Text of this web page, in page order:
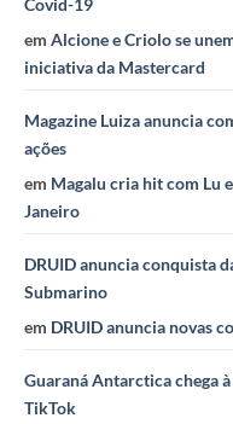
Covid-19
em Alcione e Criolo se
iniciativa da Mastercard
Magazine Luiza anuncia
ações
em Magalu cria hit com Lu
Janeiro
DRUID anuncia conquista
Submarino
em DRUID anuncia novas
Guaraná Antarctica chega
TikTok